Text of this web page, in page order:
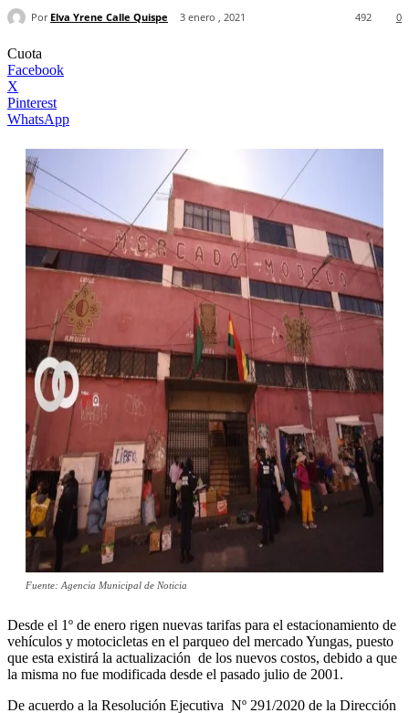
Por Elva Yrene Calle Quispe 3 enero , 2021 0
492
Cuota
Facebook
X
Pinterest
WhatsApp
Fuente: Agencia Municipal de Noticia
Desde el 1º de enero rigen nuevas tarifas para el estacionamiento de
vehículos y motocicletas en el parqueo del mercado Yungas, puesto
que esta existirá la actualización de los nuevos costos, debido a que
la misma no fue modificada desde el pasado julio de 2001.
De acuerdo a la Resolución Ejecutiva Nº 291/2020 de la Dirección